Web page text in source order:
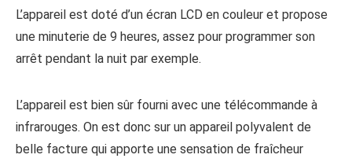
L’appareil est doté d’un écran LCD en couleur et propose
une minuterie de 9 heures, assez pour programmer son
arrêt pendant la nuit par exemple.
L’appareil est bien sûr fourni avec une télécommande à
infrarouges. On est donc sur un appareil polyvalent de
belle facture qui apporte une sensation de fraîcheur